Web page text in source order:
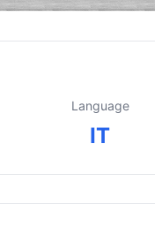
Language
IT